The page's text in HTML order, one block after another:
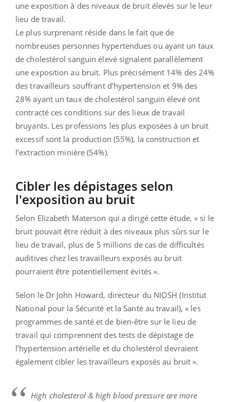
une exposition à des niveaux de bruit élevés sur le leur
lieu de travail.
Le plus surprenant réside dans le fait que de
nombreuses personnes hypertendues ou ayant un taux
de cholestérol sanguin élevé signalent parallèlement
une exposition au bruit. Plus précisément 14% des 24%
des travailleurs souffrant d’hypertension et 9% des
28% ayant un taux de cholestérol sanguin élevé ont
contracté ces conditions sur des lieux de travail
bruyants. Les professions les plus exposées à un bruit
excessif sont la production (55%), la construction et
l’extraction minière (54%).
Cibler les dépistages selon
l'exposition au bruit
Selon Elizabeth Materson qui a dirigé cette étude, « si le
bruit pouvait être réduit à des niveaux plus sûrs sur le
lieu de travail, plus de 5 millions de cas de difficultés
auditives chez les travailleurs exposés au bruit
pourraient être potentiellement évités ».
Selon le Dr John Howard, directeur du NIOSH (Institut
National pour la Sécurité et la Santé au travail), « les
programmes de santé et de bien-être sur le lieu de
travail qui comprennent des tests de dépistage de
l’hypertension artérielle et du cholestérol devraient
également cibler les travailleurs exposés au bruit ».
High cholesterol & high blood pressure are more